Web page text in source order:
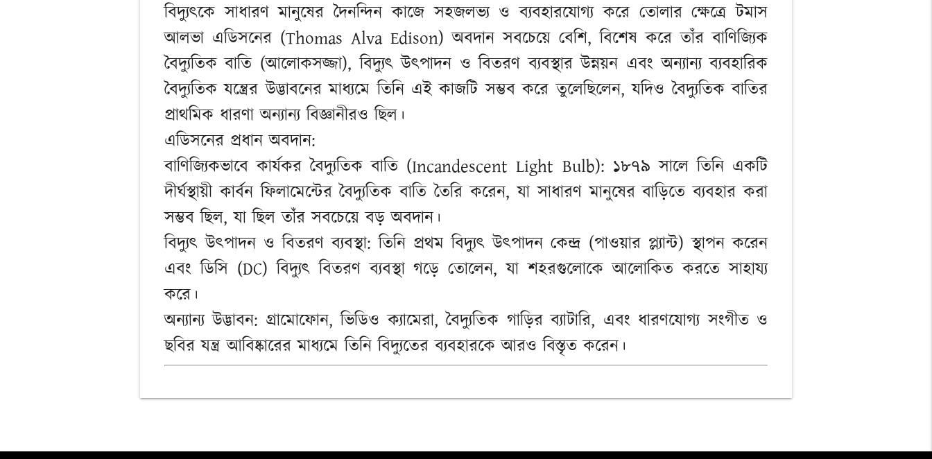
বিদ্যুৎকে সাধারণ মানুষের দৈনন্দিন কাজে সহজলভ্য ও ব্যবহারযোগ্য করে তোলার ক্ষেত্রে টমাস
আলভা এডিসনের (Thomas Alva Edison) অবদান সবচেয়ে বেশি, বিশেষ করে তাঁর বাণিজ্যিক
বৈদ্যুতিক বাতি (আলোকসজ্জা), বিদ্যুৎ উৎপাদন ও বিতরণ ব্যবস্থার উন্নয়ন এবং অন্যান্য ব্যবহারিক
বৈদ্যুতিক যন্ত্রের উদ্ভাবনের মাধ্যমে তিনি এই কাজটি সম্ভব করে তুলেছিলেন, যদিও বৈদ্যুতিক বাতির
প্রাথমিক ধারণা অন্যান্য বিজ্ঞানীরও ছিল।
এডিসনের প্রধান অবদান:
বাণিজ্যিকভাবে কার্যকর বৈদ্যুতিক বাতি (Incandescent Light Bulb): ১৮৭৯ সালে তিনি একটি
দীর্ঘস্থায়ী কার্বন ফিলামেন্টের বৈদ্যুতিক বাতি তৈরি করেন, যা সাধারণ মানুষের বাড়িতে ব্যবহার করা
সম্ভব ছিল, যা ছিল তাঁর সবচেয়ে বড় অবদান।
বিদ্যুৎ উৎপাদন ও বিতরণ ব্যবস্থা: তিনি প্রথম বিদ্যুৎ উৎপাদন কেন্দ্র (পাওয়ার প্ল্যান্ট) স্থাপন করেন
এবং ডিসি (DC) বিদ্যুৎ বিতরণ ব্যবস্থা গড়ে তোলেন, যা শহরগুলোকে আলোকিত করতে সাহায্য
করে।
অন্যান্য উদ্ভাবন: গ্রামোফোন, ভিডিও ক্যামেরা, বৈদ্যুতিক গাড়ির ব্যাটারি, এবং ধারণযোগ্য সংগীত ও
ছবির যন্ত্র আবিষ্কারের মাধ্যমে তিনি বিদ্যুতের ব্যবহারকে আরও বিস্তৃত করেন।